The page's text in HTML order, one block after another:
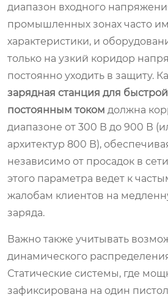
диапазон входного
промышленных зонах часто
характеристики, и
только на узкий коридор
постоянно уходить в защиту.
зарядная станция для
постоянным током должна
диапазоне от 300 В до 900 В
архитектур 800 В),
независимо от просадок в
этого параметра ведет к
жалобам клиентов на
заряда.
Важно также учитывать
динамического
Статические системы, где
зафиксирована на один